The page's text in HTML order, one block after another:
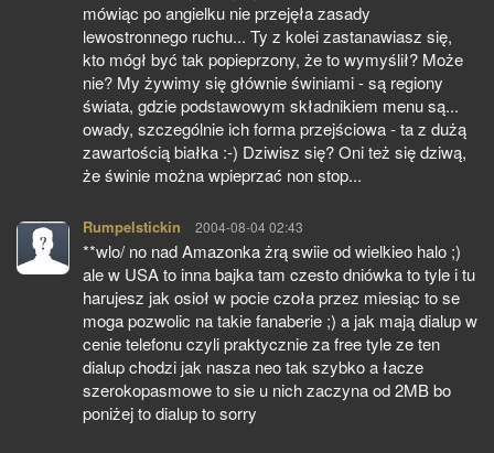
mówiąc po angielku nie przejęła zasady
lewostronnego ruchu... Ty z kolei zastanawiasz się,
kto mógł być tak popieprzony, że to wymyślił? Może
nie? My żywimy się głównie świniami - są regiony
świata, gdzie podstawowym składnikiem menu są...
owady, szczególnie ich forma przejściowa - ta z dużą
zawartością białka :-) Dziwisz się? Oni też się dziwą,
że świnie można wpieprzać non stop...
Rumpelstickin pisze:
2004-08-04 02:43
**wlo/ no nad Amazonka żrą swiie od wielkieo halo ;)
ale w USA to inna bajka tam czesto dniówka to tyle i tu
harujesz jak osioł w pocie czoła przez miesiąc to se
moga pozwolic na takie fanaberie ;) a jak mają dialup w
cenie telefonu czyli praktycznie za free tyle ze ten
dialup chodzi jak nasza neo tak szybko a łacze
szerokopasmowe to sie u nich zaczyna od 2MB bo
poniżej to dialup to sorry